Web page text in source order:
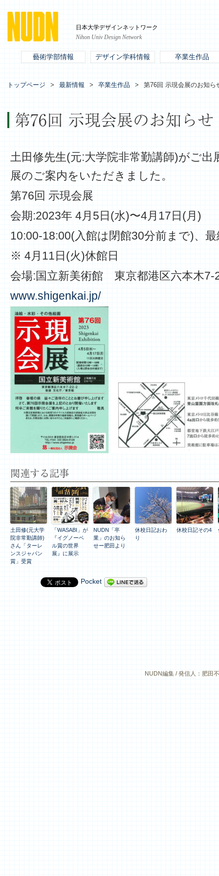
日本大学デザインネットワーク
Nihon Univ Design Network
藝術学部情報 デザイン学科情報 卒業生作品
トップページ 最新情報 卒業生作品 第76回 示現会展のお知ら
第76回 示現会展のお知らせ
土田修先生(元:大学院非常勤講師)がご出
展のご案内をいただきました。
第76回 示現会展
会期:2023年 4月5日(水)〜4月17日(月)
10:00-18:00(入館は閉館30分前まで)、
※ 4月11日(火)休館日
会場:国立新美術館 東京都港区六本木7-
www.shigenkai.jp/
関連する記事
土田修(元大学
院非常勤講師)
さん「ターレ
ンスジャパン
賞」受賞
「WASABI」が
『イグノーベ
ル賞の世界
展』に展示
NUDN「卒
業」のお知ら
せー肥田より
休校日記おわ
り
休校日記その4
Pocket
NUDN編集 / 発信人：肥田